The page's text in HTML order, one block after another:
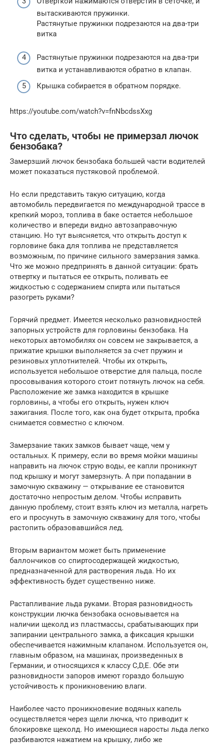
вытаскиваются пружинки.
Растянутые пружинки подрезаются на два-три
витка
Растянутые пружинки подрезаются на два-три
витка и устанавливаются обратно в клапан.
Крышка собирается в обратном порядке.
https://youtube.com/watch?v=fnNbcdssXxg
Что сделать, чтобы не примерзал лючок
бензобака?
Замерзший лючок бензобака большей части водителей
может показаться пустяковой проблемой.
Но если представить такую ситуацию, когда
автомобиль передвигается по международной трассе в
крепкий мороз, топлива в баке остается небольшое
количество и впереди видно автозаправочную
станцию. Но тут выясняется, что открыть доступ к
горловине бака для топлива не представляется
возможным, по причине сильного замерзания замка.
Что же можно предпринять в данной ситуации: брать
отвертку и пытаться ее открыть, поливать ее
жидкостью с содержанием спирта или пытаться
разогреть руками?
Горячий предмет. Имеется несколько разновидностей
запорных устройств для горловины бензобака. На
некоторых автомобилях он совсем не закрывается, а
прижатие крышки выполняется за счет пружин и
резиновых уплотнителей. Чтобы их открыть,
используется небольшое отверстие для пальца, после
просовывания которого стоит потянуть лючок на себя.
Расположение же замка находится в крышке
горловины, а чтобы его открыть, нужен ключ
зажигания. После того, как она будет открыта, пробка
снимается совместно с ключом.
Замерзание таких замков бывает чаще, чем у
остальных. К примеру, если во время мойки машины
направить на лючок струю воды, ее капли проникнут
под крышку и могут замерзнуть. А при попадании в
замочную скважину — открывание ее становится
достаточно непростым делом. Чтобы исправить
данную проблему, стоит взять ключ из металла, нагреть
его и просунуть в замочную скважину для того, чтобы
растопить образовавшийся лед.
Вторым вариантом может быть применение
баллончиков со спиртосодержащей жидкостью,
предназначенной для растворения льда. Но их
эффективность будет существенно ниже.
Растапливание льда руками. Вторая разновидность
конструкции лючка бензобака основывается на
наличии щеколд из пластмассы, срабатывающих при
запирании центрального замка, а фиксация крышки
обеспечивается нажимным клапаном. Используется он,
главным образом, на машинах, произведенных в
Германии, и относящихся к классу С,D,E. Обе эти
разновидности запоров имеют гораздо большую
устойчивость к проникновению влаги.
Наиболее часто проникновение водяных капель
осуществляется через щели лючка, что приводит к
блокировке щеколд. Но имеющиеся наросты льда легко
разбиваются нажатием на крышку, либо же